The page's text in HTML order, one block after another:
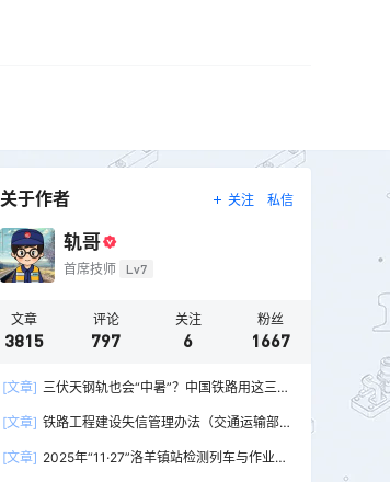
关于作者 关注 私信
轨哥
首席技师 Lv7
文章
3815
评论
797
关注
6
粉丝
1667
[文章] 三伏天钢轨也会“中暑”？中国铁路用这三招
[文章] 铁路工程建设失信管理办法（交通运输部
[文章] 2025年“11·27”洛羊镇站检测列车与作业人